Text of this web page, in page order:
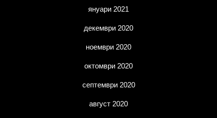
януари 2021
декември 2020
ноември 2020
октомври 2020
септември 2020
август 2020